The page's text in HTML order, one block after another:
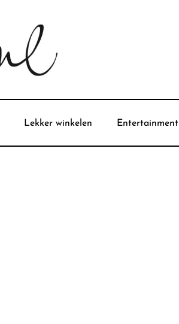
Lekker winkelen Entertainment